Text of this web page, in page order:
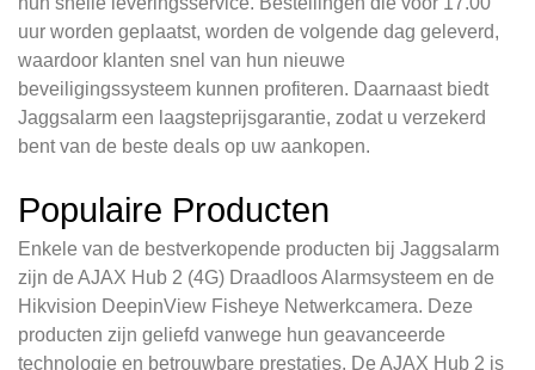
uur worden geplaatst, worden de volgende dag geleverd,
waardoor klanten snel van hun nieuwe
beveiligingssysteem kunnen profiteren. Daarnaast biedt
Jaggsalarm een laagsteprijsgarantie, zodat u verzekerd
bent van de beste deals op uw aankopen.
Populaire Producten
Enkele van de bestverkopende producten bij Jaggsalarm
zijn de AJAX Hub 2 (4G) Draadloos Alarmsysteem en de
Hikvision DeepinView Fisheye Netwerkcamera. Deze
producten zijn geliefd vanwege hun geavanceerde
technologie en betrouwbare prestaties. De AJAX Hub 2 is